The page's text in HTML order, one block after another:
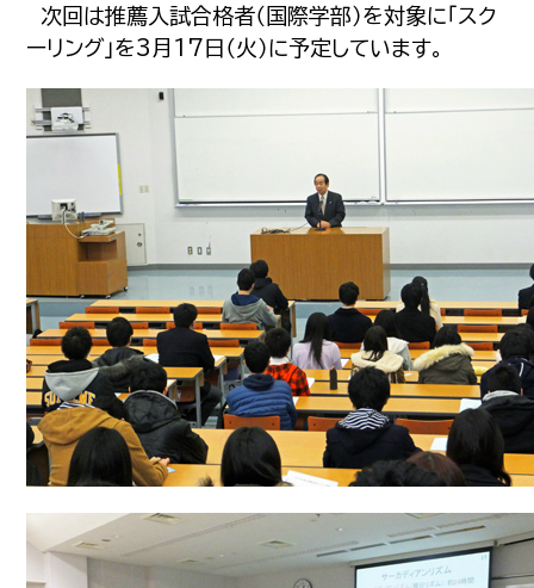
次回は推薦入試合格者（国際学部）を対象に「スク
ーリング」を3月17日（火）に予定しています。